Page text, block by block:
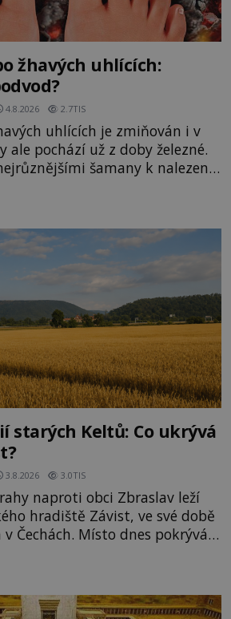
žhavých uhlících:
4.8.2026 2.7TIS
uhlících je zmiňován i v
pochází už z doby železné.
šamany k nalezení
klidu. Jak funguje a proč
nohy, což bylo
Histori
starých Keltů: Co ukrývá
3.8.2026 3.0TIS
naproti obci Zbraslav leží
hradiště Závist, ve své době
Čechách. Místo dnes pokrývá
monumentálním hradišti jsou
stále. Co dalšího tu po Keltech